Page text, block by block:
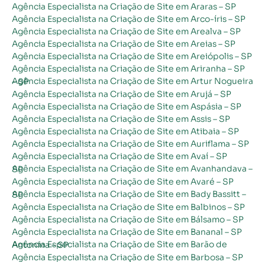
Agência Especialista na Criação de Site em Araras – SP
Agência Especialista na Criação de Site em Arco-íris – SP
Agência Especialista na Criação de Site em Arealva – SP
Agência Especialista na Criação de Site em Areias – SP
Agência Especialista na Criação de Site em Areiópolis – SP
Agência Especialista na Criação de Site em Ariranha – SP
Agência Especialista na Criação de Site em Artur Nogueira – SP
Agência Especialista na Criação de Site em Arujá – SP
Agência Especialista na Criação de Site em Aspásia – SP
Agência Especialista na Criação de Site em Assis – SP
Agência Especialista na Criação de Site em Atibaia – SP
Agência Especialista na Criação de Site em Auriflama – SP
Agência Especialista na Criação de Site em Avaí – SP
Agência Especialista na Criação de Site em Avanhandava – SP
Agência Especialista na Criação de Site em Avaré – SP
Agência Especialista na Criação de Site em Bady Bassitt – SP
Agência Especialista na Criação de Site em Balbinos – SP
Agência Especialista na Criação de Site em Bálsamo – SP
Agência Especialista na Criação de Site em Bananal – SP
Agência Especialista na Criação de Site em Barão de Antonina – SP
Agência Especialista na Criação de Site em Barbosa – SP